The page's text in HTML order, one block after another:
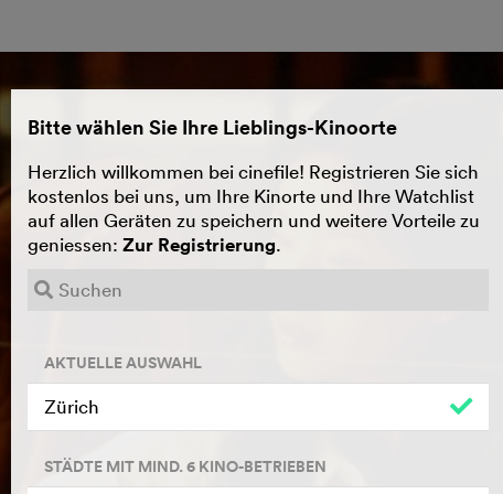
Bitte wählen Sie Ihre Lieblings-Kinoorte
Herzlich willkommen bei cinefile! Registrieren Sie sich
kostenlos bei uns, um Ihre Kinorte und Ihre Watchlist
auf allen Geräten zu speichern und weitere Vorteile zu
geniessen: Zur Registrierung.
AKTUELLE AUSWAHL
Zürich
STÄDTE MIT MIND. 6 KINO-BETRIEBEN